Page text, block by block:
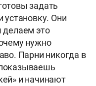
задать
установку. Они
делаем это
нужно
Парни никогда в
и начинают